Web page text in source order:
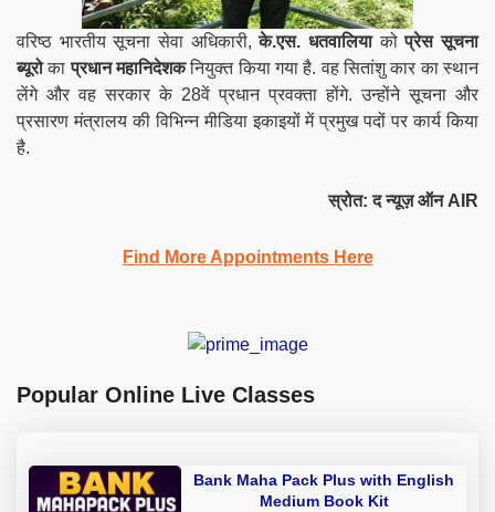
वरिष्ठ भारतीय सूचना सेवा अधिकारी,के.एस. धतवालियाकोप्रेस सूचना
ब्यूरोकाप्रधान महानिदेशकनियुक्त किया गया है. वह सितांशु कार का स्थान
लेंगे और वह सरकार के 28वें प्रधान प्रवक्ता होंगे. उन्होंने सूचना और
प्रसारण मंत्रालय की विभिन्न मीडिया इकाइयों में प्रमुख पदों पर कार्य किया
है.
स्रोत: द न्यूज़ ऑन AIR
Find More Appointments Here
Popular Online Live Classes
Bank Maha Pack Plus with English
Medium Book Kit